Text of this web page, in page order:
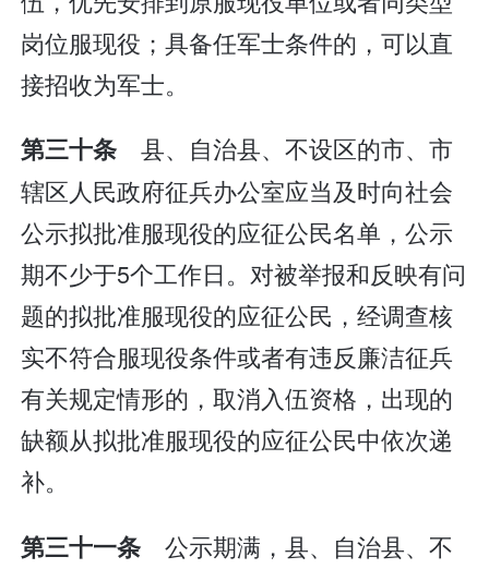
岗位服现役；具备任军士条件的，可以直
接招收为军士。
第三十条 县、自治县、不设区的市、市
辖区人民政府征兵办公室应当及时向社会
公示拟批准服现役的应征公民名单，公示
期不少于5个工作日。对被举报和反映有问
题的拟批准服现役的应征公民，经调查核
实不符合服现役条件或者有违反廉洁征兵
有关规定情形的，取消入伍资格，出现的
缺额从拟批准服现役的应征公民中依次递
补。
第三十一条 公示期满，县、自治县、不